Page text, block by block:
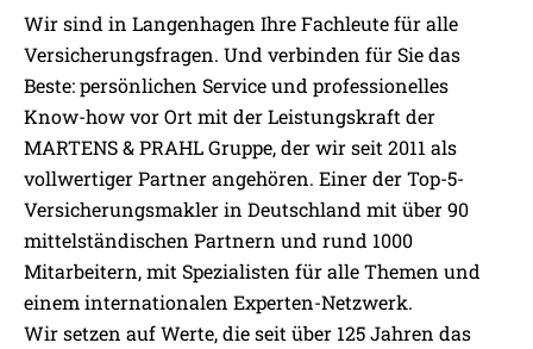
Wir sind in Langenhagen Ihre Fachleute für alle
Versicherungsfragen. Und verbinden für Sie das
Beste: persönlichen Service und professionelles
Know-how vor Ort mit der Leistungskraft der
MARTENS & PRAHL Gruppe, der wir seit 2011 als
vollwertiger Partner angehören. Einer der Top-5-
Versicherungsmakler in Deutschland mit über 90
mittelständischen Partnern und rund 1000
Mitarbeitern, mit Spezialisten für alle Themen und
einem internationalen Experten-Netzwerk.
Wir setzen auf Werte, die seit über 125 Jahren das